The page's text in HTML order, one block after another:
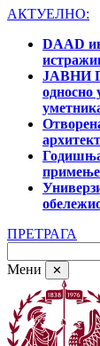
АКТУЕЛНО:
DAAD
ЈАВНИ
односно
Годишња
ПРЕТРАГА
Мени ✕